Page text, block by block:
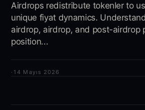
Airdrops redistribute tokenler to
unique fiyat dynamics.
airdrop, airdrop, and post-airdrop
position...
· 14 Mayıs 2026